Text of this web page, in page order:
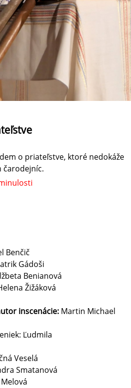
o priateľstve, ktoré nedokáže
čarodejníc.
Benčič
Gádoši
Benianová
Žižáková
inscenácie: Martin Michael
Ľudmila
Veselá
Smatanová